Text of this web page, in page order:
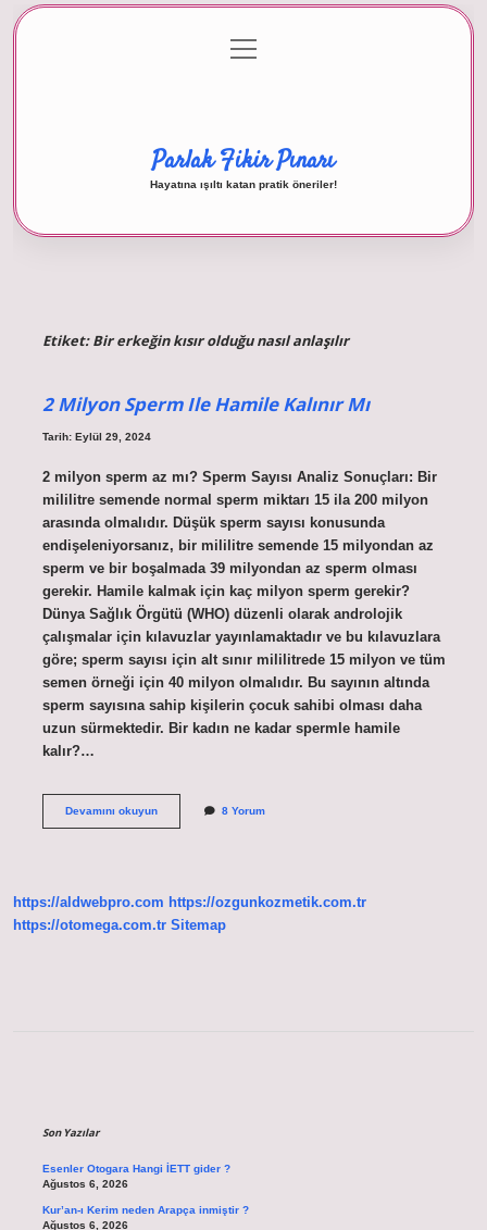
Gizlilik Politikası
menüyü
aç
Parlak Fikir Pınarı
Hayatına ışıltı katan pratik öneriler!
Etiket:Bir erkeğin kısır olduğu nasıl anlaşılır
2 Milyon Sperm Ile Hamile Kalınır Mı
Tarih: Eylül 29, 2024
2 milyon sperm az mı? Sperm Sayısı Analiz Sonuçları: Bir
mililitre semende normal sperm miktarı 15 ila 200 milyon
arasında olmalıdır. Düşük sperm sayısı konusunda
endişeleniyorsanız, bir mililitre semende 15 milyondan az
sperm ve bir boşalmada 39 milyondan az sperm olması
gerekir. Hamile kalmak için kaç milyon sperm gerekir?
Dünya Sağlık Örgütü (WHO) düzenli olarak androlojik
çalışmalar için kılavuzlar yayınlamaktadır ve bu kılavuzlara
göre; sperm sayısı için alt sınır mililitrede 15 milyon ve tüm
semen örneği için 40 milyon olmalıdır. Bu sayının altında
sperm sayısına sahip kişilerin çocuk sahibi olması daha
uzun sürmektedir. Bir kadın ne kadar spermle hamile
kalır?…
Devamını okuyun2
Mı
8 Yorum
https://aldwebpro.com https://ozgunkozmetik.com.tr
https://otomega.com.tr Sitemap
Son Yazılar
Esenler Otogara Hangi İETT gider ?
Ağustos 6, 2026
Kur’an-ı Kerim neden Arapça inmiştir ?
Ağustos 6, 2026